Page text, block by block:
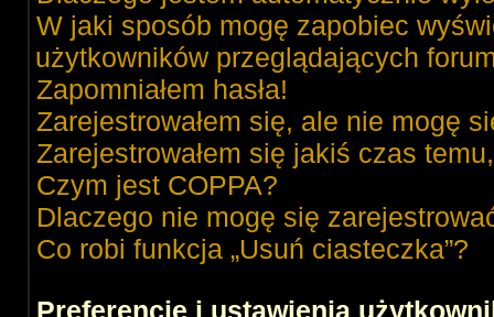
W jaki sposób mogę zapobiec
użytkowników przeglądających
Zapomniałem hasła!
Zarejestrowałem się, ale nie mogę
Zarejestrowałem się jakiś czas
Czym jest COPPA?
Dlaczego nie mogę się
Co robi funkcja „Usuń ciasteczka”?
Preferencje i ustawienia